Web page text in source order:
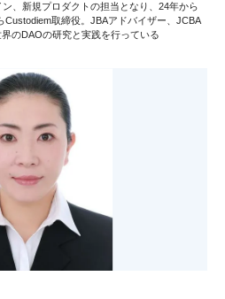
、新規プロダクトの担当となり、24年から
Custodiem取締役。JBAアドバイザー、JCBA
のDAOの研究と実践を行っている